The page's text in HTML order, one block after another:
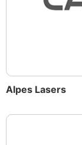
Alpes Lasers